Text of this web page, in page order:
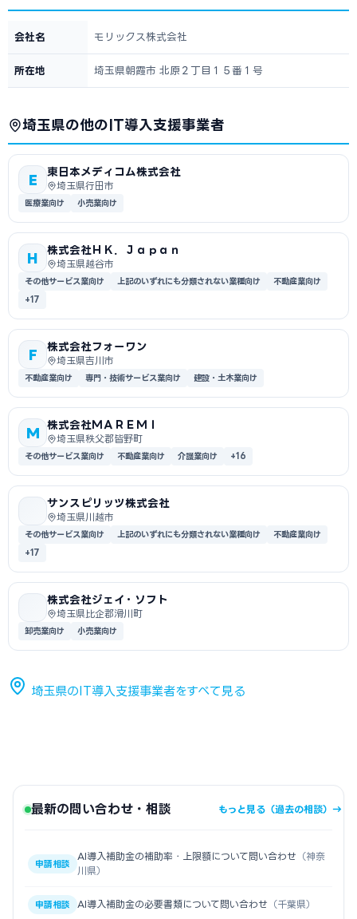
会社名 モリックス株式会社
所在地 埼玉県朝霞市 北原２丁目１５番１号
埼玉県の他のIT導入支援事業者
E
東日本メディコム株式会社
埼玉県行田市
医療業向け 小売業向け
H
株式会社ＨＫ．Ｊａｐａｎ
埼玉県越谷市
その他サービス業向け 上記のいずれにも分類されない業種向け
不動産業向け
+17
F
株式会社フォーワン
埼玉県吉川市
不動産業向け 専門・技術サービス業向け 建設・土木業向け
M
株式会社ＭＡＲＥＭＩ
埼玉県秩父郡皆野町
その他サービス業向け 不動産業向け 介護業向け +16
サンスピリッツ株式会社
埼玉県川越市
その他サービス業向け 上記のいずれにも分類されない業種向け
不動産業向け
+17
株式会社ジェイ・ソフト
埼玉県比企郡滑川町
卸売業向け 小売業向け
埼玉県のIT導入支援事業者をすべて見る
最新の問い合わせ・相談 もっと見る（過去の相談）→
申請相談
AI導入補助金の補助率・上限額について問い合わせ （神奈
川県）
申請相談 AI導入補助金の必要書類について問い合わせ （千葉県）